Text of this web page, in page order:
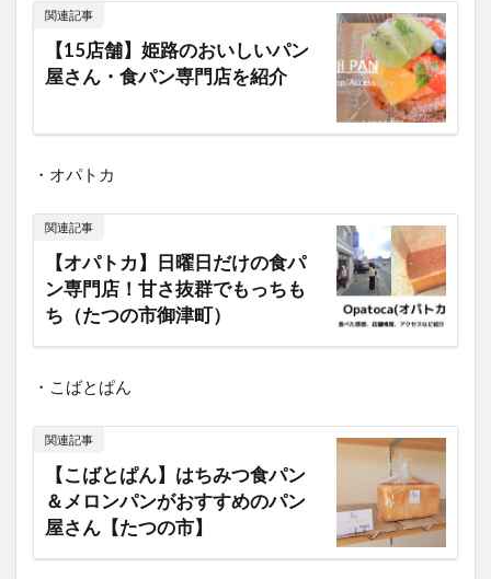
関連記事
【15店舗】姫路のおいしいパン
屋さん・食パン専門店を紹介
・オパトカ
関連記事
【オパトカ】日曜日だけの食パ
ン専門店！甘さ抜群でもっちも
ち（たつの市御津町）
・こばとぱん
関連記事
【こばとぱん】はちみつ食パン
＆メロンパンがおすすめのパン
屋さん【たつの市】